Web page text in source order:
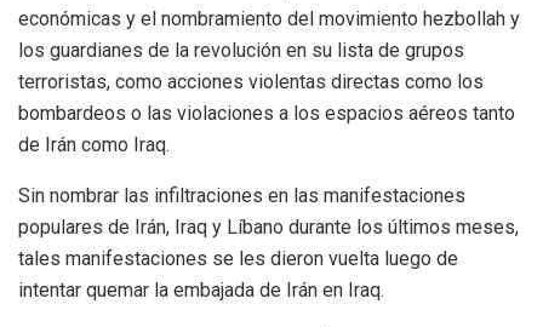
económicas y el nombramiento del movimiento hezbollah y
los guardianes de la revolución en su lista de grupos
terroristas, como acciones violentas directas como los
bombardeos o las violaciones a los espacios aéreos tanto
de Irán como Iraq.
Sin nombrar las infiltraciones en las manifestaciones
populares de Irán, Iraq y Líbano durante los últimos meses,
tales manifestaciones se les dieron vuelta luego de
intentar quemar la embajada de Irán en Iraq.